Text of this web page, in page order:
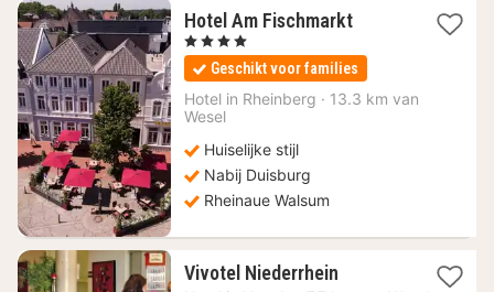
Hotel Am Fischmarkt1
vanaf
99
€
, 4 Sterren
Geschikt voor families
Hotel in Rheinberg · 13.3 km van
Wesel
Huiselijke stijl
Nabij Duisburg
Rheinaue Walsum
Vivotel Niederrhein1